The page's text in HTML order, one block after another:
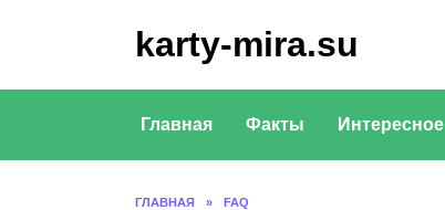
karty-mira.su
Главная Факты Интересное
ГЛАВНАЯ » FAQ